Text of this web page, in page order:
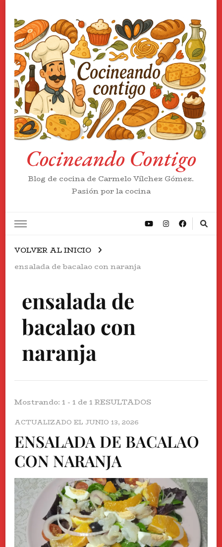
Cocineando Contigo
Blog de cocina de Carmelo Vílchez Gómez.
Pasión por la cocina
VOLVER AL INICIO
ensalada de bacalao con naranja
ensalada de
bacalao con
naranja
Mostrando: 1 - 1 de 1 RESULTADOS
ACTUALIZADO EL JUNIO 13, 2026
ENSALADA DE BACALAO
CON NARANJA